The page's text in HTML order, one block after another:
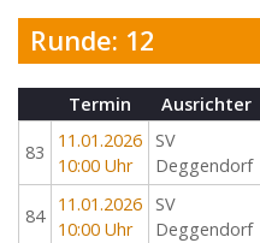
Runde: 12
Termin Ausrichter
83
11.01.2026
10:00 Uhr
SV
Deggendorf
84
11.01.2026
10:00 Uhr
SV
Deggendorf